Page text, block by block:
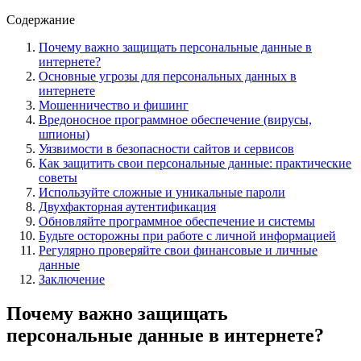
Содержание
Почему важно защищать персональные данные в
интернете?
Основные угрозы для персональных данных в
интернете
Мошенничество и фишинг
Вредоносное программное обеспечение (вирусы,
шпионы)
Уязвимости в безопасности сайтов и сервисов
Как защитить свои персональные данные: практические
советы
Используйте сложные и уникальные пароли
Двухфакторная аутентификация
Обновляйте программное обеспечение и системы
Будьте осторожны при работе с личной информацией
Регулярно проверяйте свои финансовые и личные
данные
Заключение
Почему важно защищать
персональные данные в интернете?